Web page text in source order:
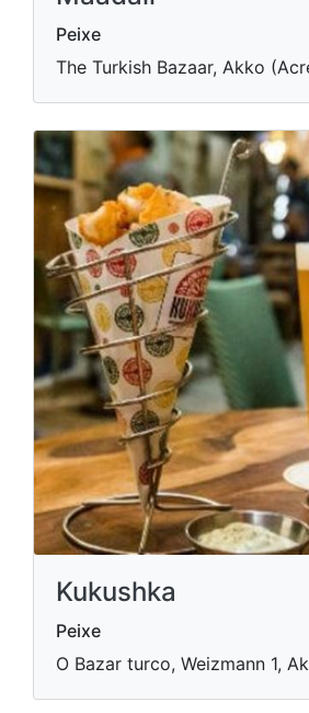
Peixe
The Turkish Bazaar, Akko
Kukushka
Peixe
O Bazar turco, Weizmann 1,